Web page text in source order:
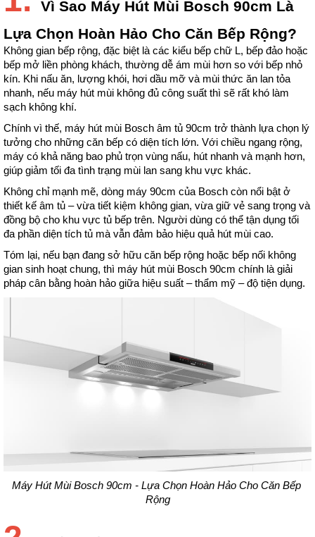
Vì Sao Máy Hút Mùi Bosch 90cm Là
Lựa Chọn Hoàn Hảo Cho Căn Bếp Rộng?
Không gian bếp rộng, đặc biệt là các kiểu bếp chữ L, bếp đảo hoặc
bếp mở liền phòng khách, thường dễ ám mùi hơn so với bếp nhỏ
kín. Khi nấu ăn, lượng khói, hơi dầu mỡ và mùi thức ăn lan tỏa
nhanh, nếu máy hút mùi không đủ công suất thì sẽ rất khó làm
sạch không khí.
Chính vì thế, máy hút mùi Bosch âm tủ 90cm trở thành lựa chọn lý
tưởng cho những căn bếp có diện tích lớn. Với chiều ngang rộng,
máy có khả năng bao phủ trọn vùng nấu, hút nhanh và mạnh hơn,
giúp giảm tối đa tình trạng mùi lan sang khu vực khác.
Không chỉ mạnh mẽ, dòng máy 90cm của Bosch còn nổi bật ở
thiết kế âm tủ – vừa tiết kiệm không gian, vừa giữ vẻ sang trọng và
đồng bộ cho khu vực tủ bếp trên. Người dùng có thể tận dụng tối
đa phần diện tích tủ mà vẫn đảm bảo hiệu quả hút mùi cao.
Tóm lại, nếu bạn đang sở hữu căn bếp rộng hoặc bếp nối không
gian sinh hoạt chung, thì máy hút mùi Bosch 90cm chính là giải
pháp cân bằng hoàn hảo giữa hiệu suất – thẩm mỹ – độ tiện dụng.
Máy Hút Mùi Bosch 90cm - Lựa Chọn Hoàn Hảo Cho Căn Bếp
Rộng